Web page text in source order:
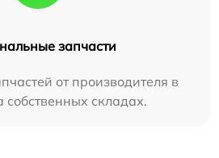
запчасти
от производителя в
собственных складах.